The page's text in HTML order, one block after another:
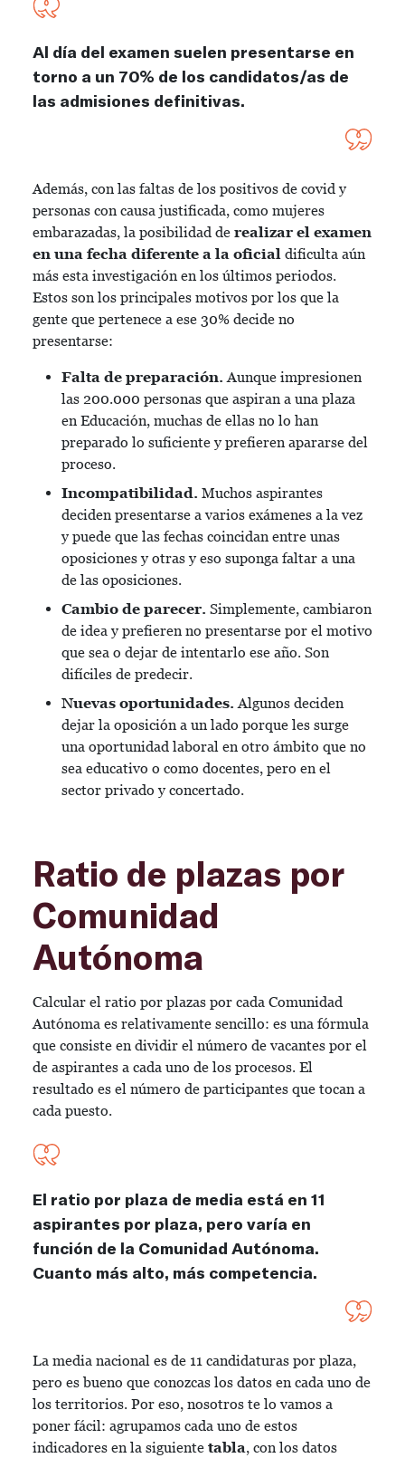
Al día del examen suelen presentarse en
torno a un 70% de los candidatos/as de
las admisiones definitivas.
Además, con las faltas de los positivos de covid y
personas con causa justificada, como mujeres
embarazadas, la posibilidad de realizar el examen
en una fecha diferente a la oficial dificulta aún
más esta investigación en los últimos periodos.
Estos son los principales motivos por los que la
gente que pertenece a ese 30% decide no
presentarse:
Falta de preparación.Aunque impresionen
las 200.000 personas que aspiran a una plaza
en Educación, muchas de ellas no lo han
preparado lo suficiente y prefieren apararse del
proceso.
Incompatibilidad. Muchos aspirantes
deciden presentarse a varios exámenes a la vez
y puede que las fechas coincidan entre unas
oposiciones y otras y eso suponga faltar a una
de las oposiciones.
Cambio de parecer. Simplemente, cambiaron
de idea y prefieren no presentarse por el motivo
que sea o dejar de intentarlo ese año. Son
difíciles de predecir.
Nuevas oportunidades.Algunos deciden
dejar la oposición a un lado porque les surge
una oportunidad laboral en otro ámbito que no
sea educativo o como docentes, pero en el
sector privado y concertado.
Ratio de plazas por
Comunidad
Autónoma
Calcular el ratio por plazas por cada Comunidad
Autónoma es relativamente sencillo: es una fórmula
que consiste en dividir el número de vacantes por el
de aspirantes a cada uno de los procesos. El
resultado es el número de participantes que tocan a
cada puesto.
El ratio por plaza de media está en 11
aspirantes por plaza, pero varía en
función de la Comunidad Autónoma.
Cuanto más alto, más competencia.
La media nacional es de 11 candidaturas por plaza,
pero es bueno que conozcas los datos en cada uno de
los territorios. Por eso, nosotros te lo vamos a
poner fácil: agrupamos cada uno de estos
indicadores en la siguiente tabla, con los datos